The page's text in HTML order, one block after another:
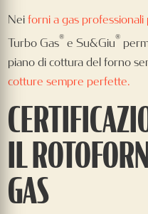
Neiforni a gas
Turbo Gas® e Su&Giu®
piano di cottura del forno
cotture sempre perfette.
IL
GAS